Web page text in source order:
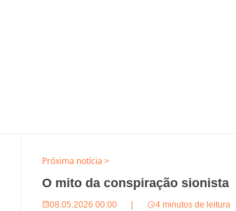
Próxima notícia >
O mito da conspiração sionista
08.05.2026 00:00 4 minutos de leitura